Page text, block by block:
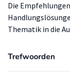
Die
Thematik in die
Trefwoorden